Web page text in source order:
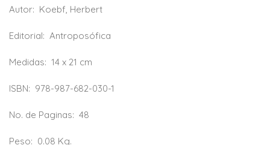
Autor: Koebf, Herbert
Editorial: Antroposófica
Medidas: 14 x 21 cm
ISBN: 978-987-682-030-1
No. de Paginas: 48
Peso: 0.08 Kg.